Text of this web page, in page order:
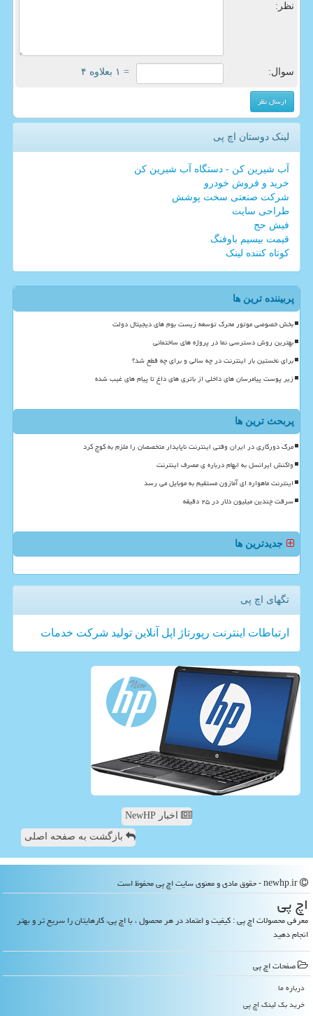
نظر:
سوال: = ۱ بعلاوه ۴
لینک دوستان اچ پی
آب شیرین کن - دستگاه آب شیرین کن
خرید و فروش خودرو
شرکت صنعتی سخت پوشش
طراحی سایت
فیش حج
قیمت بیسیم باوفنگ
کوتاه کننده لینک
پربیننده ترین ها
بخش خصوصی موتور محرک توسعه زیست بوم های دیجیتال دولت
بهترین روش دسترسی نما در پروژه های ساختمانی
برای نخستین بار اینترنت در چه سالی و برای چه قطع شد؟
زیر پوست پیامرسان های داخلی از باتری های داغ تا پیام های غیب شده
پربحث ترین ها
مرگ دورکاری در ایران وقتی اینترنت ناپایدار متخصصان را ملزم به کوچ کرد
واکنش ایرانسل به ابهام درباره ی مصرف اینترنت
اینترنت ماهواره ای آمازون مستقیم به موبایل می رسد
سرقت چندین میلیون دلار در ۲۵ دقیقه
جدیدترین ها
تگهای اچ پی
ارتباطات اینترنت رپورتاژ اپل آنلاین تولید شركت خدمات
اخبار NewHP
بازگشت به صفحه اصلی
اچ پی
معرفی محصولات اچ پی : کیفیت و اعتماد در هر محصول ، با اچ پی، کارهایتان را سریع تر و بهتر
انجام دهید
صفحات اچ پی
درباره ما
خرید بک لینک اچ پی